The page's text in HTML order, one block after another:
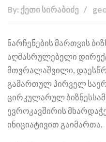
By: ქეთი სირაბიძე
ნარჩენების მართვის
აღმასრულებელი
მთვრალაშვილი,
გამართულ პირველ
ცირკულარულ
ევროკავშირის
ინიციატივით გაიმართა.